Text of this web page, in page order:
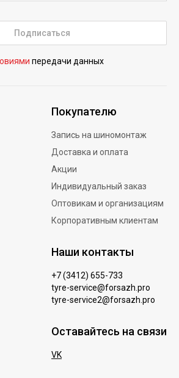
Подписаться
передачи данных
Покупателю
Запись на шиномонтаж
Доставка и оплата
Акции
Индивидуальный заказ
Оптовикам и организациям
Корпоративным клиентам
Наши контакты
+7 (3412) 655-733
tyre-service@forsazh.pro
tyre-service2@forsazh.pro
Оставайтесь на связи
VK